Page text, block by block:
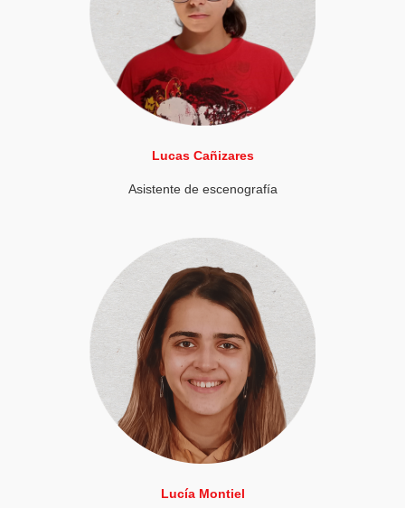
Lucas Cañizares
Asistente de escenografía
Lucía Montiel